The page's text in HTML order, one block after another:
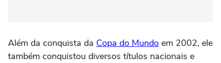
Além da conquista da Copa do Mundo em 2002, ele
também conquistou diversos títulos nacionais e